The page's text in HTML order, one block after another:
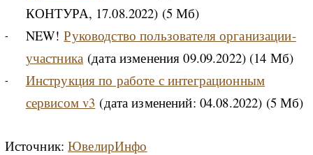
КОНТУРА, 17.08.2022) (5 Мб)
NEW!Руководство пользователя организации-
участника (дата изменения 09.09.2022) (14 Мб)
Инструкция по работе с интеграционным
сервисом v3 (дата изменений: 04.08.2022) (5 Мб)
Источник:ЮвелирИнфо